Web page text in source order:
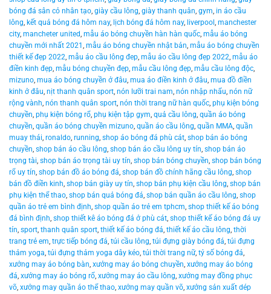
bóng đá sân cỏ nhân tạo, giày cầu lông, giày thanh quân, gym, in áo cầu
lông, kết quả bóng đá hôm nay, lịch bóng đá hôm nay, liverpool , manchester
city, mancheter united, mẫu áo bóng chuyền hàn hàn quốc, mẫu áo bóng
chuyền mới nhất 2021 , mẫu áo bóng chuyền nhật bản, mẫu áo bóng chuyền
thiết kế đẹp 2022, mẫu áo cầu lông đep, mẫu áo cầu lông đẹp 2022, mẫu áo
điền kinh đẹp, mẫu bóng chuyền đẹp, mẫu cầu lông đẹp, mẫu cầu lông độc,
mizuno, mua áo bóng chuyền ở đâu, mua áo điền kinh ở đâu, mua đồ điền
kinh ở đâu, nịt thanh quân sport, nón lưỡi trai nam, nón nhập nhẩu, nón nữ
rộng vành, nón thanh quân sport, nón thời trang nữ hàn quốc, phụ kiện bóng
chuyền, phụ kiện bóng rổ, phụ kiện tập gym, quả cầu lông, quần áo bóng
chuyền, quần áo bóng chuyền mizuno, quần áo cầu lông, quần MMA, quần
muay thái, ronaldo, running, shop áo bóng đá phù cát, shop bán áo bóng
chuyền, shop bán áo cầu lông, shop bán áo cầu lông uy tín, shop bán áo
trọng tài, shop bán áo trọng tài uy tín, shop bán bóng chuyền, shop bán bóng
rổ uy tín, shop bán đồ áo bóng đá, shop bán đồ chính hãng cầu lông, shop
bán đồ điền kinh, shop bán giày uy tín, shop bán phụ kiện cầu lông, shop bán
phụ kiện thể thao, shop bán quả bóng đá, shop bán quần áo cầu lông, shop
quần áo trẻ em bình định, shop quần áo trẻ em tphcm, shop thiết kế áo bóng
đá bình định, shop thiết kê áo bóng đá ở phù cát, shop thiết kế áo bóng đá uy
tín, sport, thanh quân sport, thiết kế áo bóng đá, thiết kế áo cầu lông, thời
trang trẻ em, trực tiếp bóng đá, túi cầu lông, túi đựng giày bóng đá, túi đựng
thảm yoga, túi đựng thảm yoga dây kéo, túi thời trang nữ, tỷ số bóng đá,
xưởng may áo bóng bàn, xưởng may áo bóng chuyền, xưởng may áo bóng
đá, xưởng may áo bóng rổ, xưởng may áo cầu lông, xưởng may đồng phục
võ, xưởng may quần áo thể thao, xưởng may quần võ, xưởng sản xuất dép